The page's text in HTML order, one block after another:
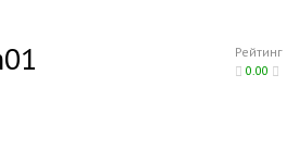
Рейтинг
0.00